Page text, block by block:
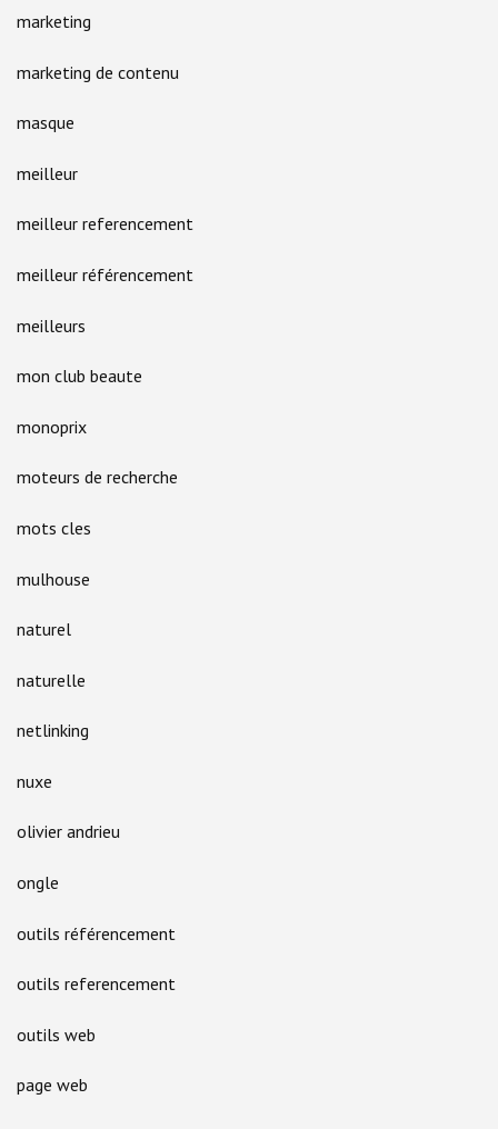
marketing
marketing de contenu
masque
meilleur
meilleur referencement
meilleur référencement
meilleurs
mon club beaute
monoprix
moteurs de recherche
mots cles
mulhouse
naturel
naturelle
netlinking
nuxe
olivier andrieu
ongle
outils référencement
outils referencement
outils web
page web